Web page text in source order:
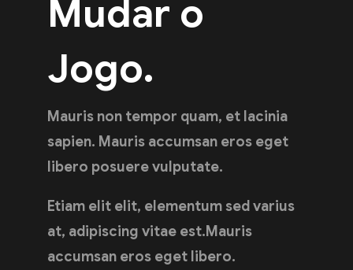
Mudar o
Jogo.
Mauris non tempor quam, et lacinia
sapien. Mauris accumsan eros eget
libero posuere vulputate.
Etiam elit elit, elementum sed varius
at, adipiscing vitae est.Mauris
accumsan eros eget libero.